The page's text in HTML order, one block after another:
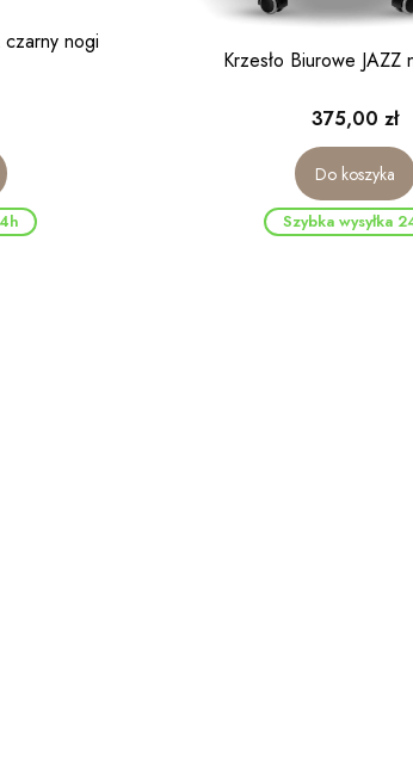
czarny nogi
Krzesło Biurowe JAZZ
Cena
375,00 zł
Do koszyka
Szybka wysyłka